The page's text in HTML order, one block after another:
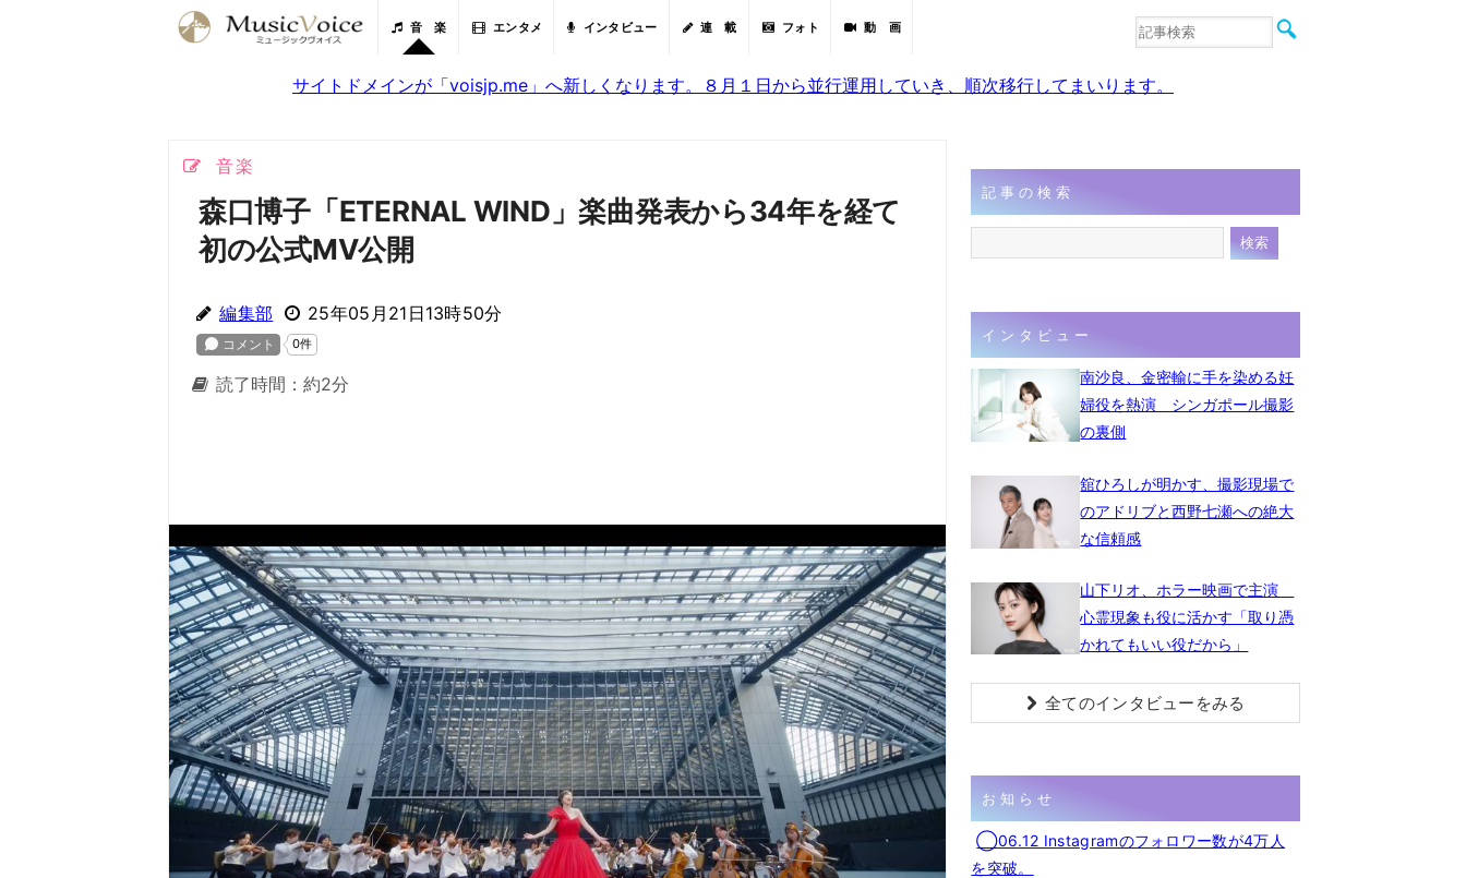
音 楽 エンタメ インタビュー 連 載 フォト 動 画
音楽
サイトドメインが「voisjp.me」へ新しくなります。８月１日から並行運用していき、順次移行してまいります。
音楽
森口博子「ETERNAL WIND」楽曲発表から34年を経て
初の公式MV公開
編集部 25年05月21日13時50分
読了時間：約2分
記事の検索
インタビュー
南沙良、金密輸に手を染める妊
婦役を熱演 シンガポール撮影
の裏側
舘ひろしが明かす、撮影現場で
のアドリブと西野七瀬への絶大
な信頼感
山下リオ、ホラー映画で主演
心霊現象も役に活かす「取り憑
かれてもいい役だから」
全てのインタビューをみる
お知らせ
◯06.12 Instagramのフォロワー数が4万人
を突破。